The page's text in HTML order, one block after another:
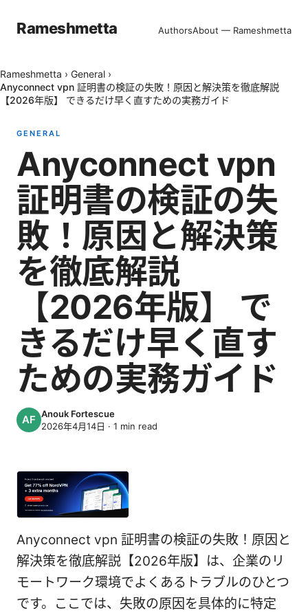
Rameshmetta AuthorsAbout — Rameshmetta
Rameshmetta › General ›
Anyconnect vpn 証明書の検証の失敗！原因と解決策を徹底解説
【2026年版】 できるだけ早く直すための実務ガイド
GENERAL
Anyconnect vpn
証明書の検証の失
敗！原因と解決策
を徹底解説
【2026年版】 で
きるだけ早く直す
ための実務ガイド
Anouk Fortescue
2026年4月14日 · 1 min read
Anyconnect vpn 証明書の検証の失敗！原因と
解決策を徹底解説【2026年版】は、企業のリ
モートワーク環境でよくあるトラブルのひとつ
です。ここでは、失敗の原因を具体的に特定